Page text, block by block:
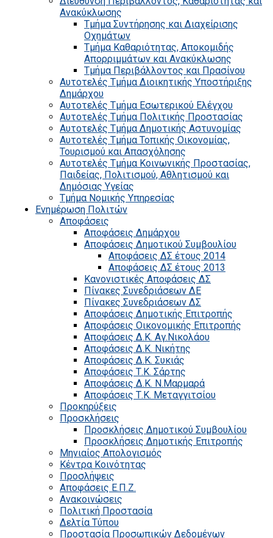
Ανακύκλωσης
Τμήμα Συντήρησης και Διαχείρισης
Οχημάτων
Τμήμα Καθαριότητας, Αποκομιδής
Απορριμμάτων και Ανακύκλωσης
Τμήμα Περιβάλλοντος και Πρασίνου
Αυτοτελές Τμήμα Διοικητικής Υποστήριξης
Δημάρχου
Αυτοτελές Τμήμα Εσωτερικού Ελέγχου
Αυτοτελές Τμήμα Πολιτικής Προστασίας
Αυτοτελές Τμήμα Δημοτικής Αστυνομίας
Αυτοτελές Τμήμα Τοπικής Οικονομίας,
Τουρισμού και Απασχόλησης
Αυτοτελές Τμήμα Κοινωνικής Προστασίας,
Παιδείας, Πολιτισμού, Αθλητισμού και
Δημόσιας Υγείας
Τμήμα Νομικής Υπηρεσίας
Ενημέρωση Πολιτών
Αποφάσεις
Αποφάσεις Δημάρχου
Αποφάσεις Δημοτικού Συμβουλίου
Αποφάσεις ΔΣ έτους 2014
Αποφάσεις ΔΣ έτους 2013
Κανονιστικές Αποφάσεις ΔΣ
Πίνακες Συνεδριάσεων ΔΕ
Πίνακες Συνεδριάσεων ΔΣ
Αποφάσεις Δημοτικής Επιτροπής
Αποφάσεις Οικονομικής Επιτροπής
Αποφάσεις Δ.Κ. Αγ.Νικολάου
Αποφάσεις Δ.Κ. Νικήτης
Αποφάσεις Δ.Κ. Συκιάς
Αποφάσεις Τ.Κ. Σάρτης
Αποφάσεις Δ.Κ. Ν.Μαρμαρά
Αποφάσεις Τ.Κ. Μεταγγιτσίου
Προκηρύξεις
Προσκλήσεις
Προσκλήσεις Δημοτικού Συμβουλίου
Προσκλήσεις Δημοτικής Επιτροπής
Μηνιαίος Απολογισμός
Κέντρα Κοινότητας
Προσλήψεις
Αποφάσεις Ε.Π.Ζ.
Ανακοινώσεις
Πολιτική Προστασία
Δελτία Τύπου
Προστασία Προσωπικών Δεδομένων